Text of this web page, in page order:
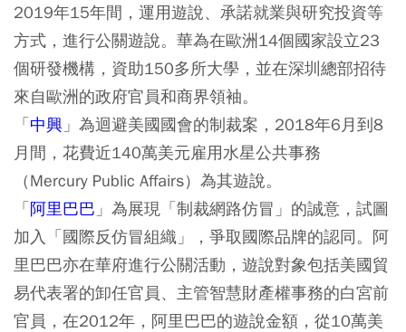
2019年15年間，運用遊說、承諾就業與研究投資等
方式，進行公關遊說。華為在歐洲14個國家設立23
個研發機構，資助150多所大學，並在深圳總部招待
來自歐洲的政府官員和商界領袖。
「中興 」為迴避美國國會的制裁案，2018年6月到8
月間，花費近140萬美元雇用水星公共事務
（Mercury Public Affairs）為其遊說。
「阿里巴巴 」為展現「制裁網路仿冒」的誠意，試圖
加入「國際反仿冒組織」，爭取國際品牌的認同。阿
里巴巴亦在華府進行公關活動，遊說對象包括美國貿
易代表署的卸任官員、主管智慧財產權事務的白宮前
官員，在2012年，阿里巴巴的遊說金額，從10萬美